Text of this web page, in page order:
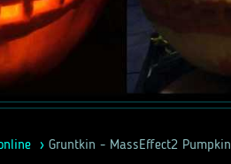
Gruntkin - MassEffect2 Pumpkin